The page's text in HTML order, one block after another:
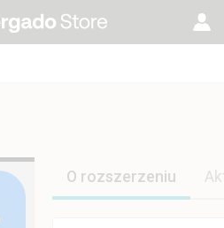
O rozszerzeniu